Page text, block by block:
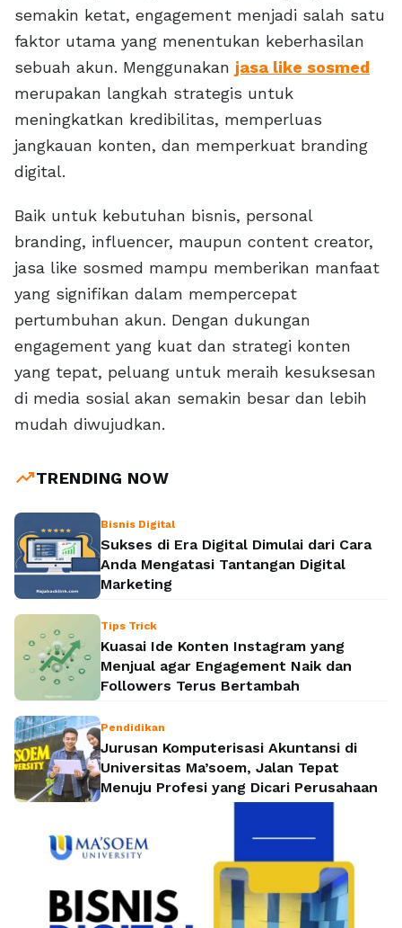
semakin ketat, engagement menjadi salah satu
faktor utama yang menentukan keberhasilan
sebuah akun. Menggunakan jasa like sosmed
merupakan langkah strategis untuk
meningkatkan kredibilitas, memperluas
jangkauan konten, dan memperkuat branding
digital.
Baik untuk kebutuhan bisnis, personal
branding, influencer, maupun content creator,
jasa like sosmed mampu memberikan manfaat
yang signifikan dalam mempercepat
pertumbuhan akun. Dengan dukungan
engagement yang kuat dan strategi konten
yang tepat, peluang untuk meraih kesuksesan
di media sosial akan semakin besar dan lebih
mudah diwujudkan.
trending_upTRENDING NOW
Bisnis Digital
Sukses di Era Digital Dimulai dari Cara
Anda Mengatasi Tantangan Digital
Marketing
Tips Trick
Kuasai Ide Konten Instagram yang
Menjual agar Engagement Naik dan
Followers Terus Bertambah
Pendidikan
Jurusan Komputerisasi Akuntansi di
Universitas Ma’soem, Jalan Tepat
Menuju Profesi yang Dicari Perusahaan